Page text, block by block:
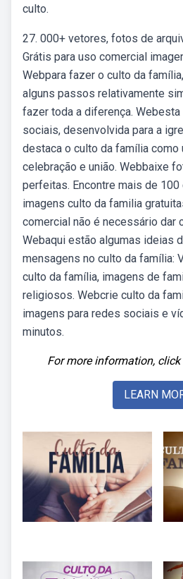
culto.
27. 000+ vetores, fotos de
Grátis para uso comercial
Webpara fazer o culto da
alguns passos relativamente
fazer toda a diferença. Webesta
sociais, desenvolvida para a
destaca o culto da família como
celebração e união. Webbaixe
perfeitas. Encontre mais de
imagens culto da familia
comercial não é necessário dar
Webaqui estão algumas ideias
mensagens no culto da família:
culto da família, imagens de
religiosos. Webcrie culto da
imagens para redes sociais e
minutos.
For more information,
LEARN